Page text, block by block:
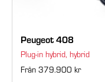
Peugeot 408
Plug-in hybrid, hybrid
Från 379.900 kr